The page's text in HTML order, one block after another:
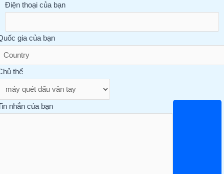
Điện thoại của bạn
gia của bạn
thể
nhắn của bạn